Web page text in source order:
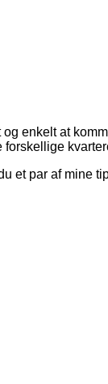
enkelt at
et par af mine